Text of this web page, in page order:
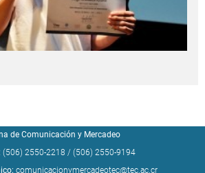
de Comunicación y Mercadeo
(506) 2550-2218 / (506) 2550-9194
comunicacionymercadeotec@tec.ac.cr